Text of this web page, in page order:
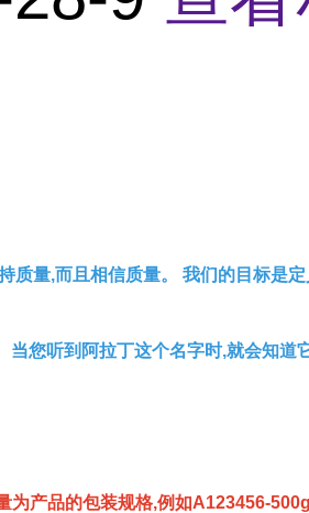
质量,而且相信质量。 我们的目标是
当您听到阿拉丁这个名字时,就会知道
为产品的包装规格,例如A123456-